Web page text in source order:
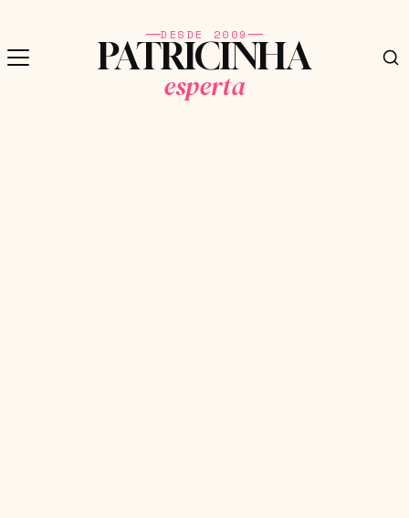
DESDE 2009
PATRICINHA
esperta